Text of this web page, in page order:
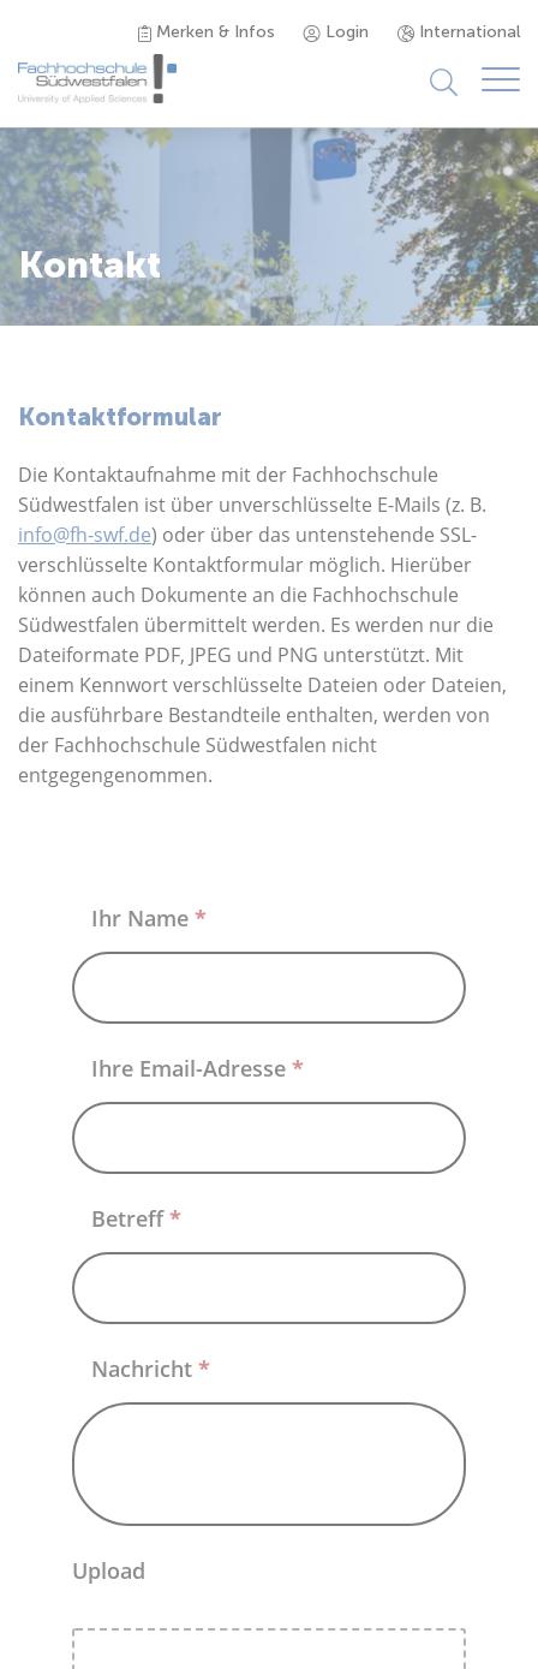
Merken & Infos Login International
Studieninteressierte
Studienangebot
Studierende
Karriere
Über uns
Kontakt
Kontaktformular
Die Kontaktaufnahme mit der Fachhochschule
Südwestfalen ist über unverschlüsselte E-Mails (z. B.
info@fh-swf.de) oder über das untenstehende SSL-
verschlüsselte Kontaktformular möglich. Hierüber
können auch Dokumente an die Fachhochschule
Südwestfalen übermittelt werden. Es werden nur die
Dateiformate PDF, JPEG und PNG unterstützt. Mit
einem Kennwort verschlüsselte Dateien oder Dateien,
die ausführbare Bestandteile enthalten, werden von
der Fachhochschule Südwestfalen nicht
entgegengenommen.